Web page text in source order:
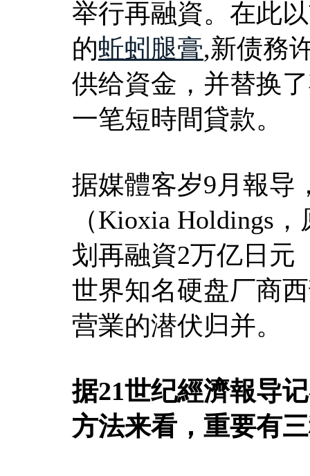
举行再融資。在此
的蚯蚓腿膏,新债務
供给資金，并替换
一笔短時間貸款。
据媒體客岁9月報导
（Kioxia Holdings
划再融資2万亿日元
世界知名硬盘厂商
营業的潜伏归并。
据21世纪經濟報导
方法来看，重要有